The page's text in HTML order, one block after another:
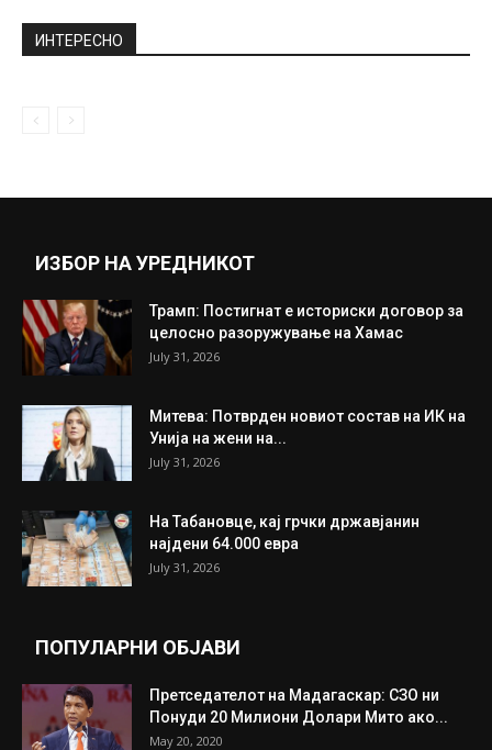
ИНТЕРЕСНО
ИЗБОР НА УРЕДНИКОТ
Трамп: Постигнат е историски договор за
целосно разоружување на Хамас
July 31, 2026
Митева: Потврден новиот состав на ИК на
Унија на жени на...
July 31, 2026
На Табановце, кај грчки државјанин
најдени 64.000 евра
July 31, 2026
ПОПУЛАРНИ ОБЈАВИ
Претседателот на Мадагаскар: СЗО ни
Понуди 20 Милиони Долари Мито ако...
May 20, 2020